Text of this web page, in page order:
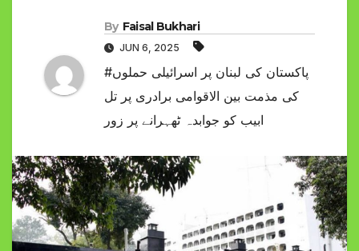
By Faisal Bukhari
JUN 6, 2025
#پاکستان کی لبنان پر اسرائیلی حملوں
کی مذمت بین الاقوامی برادری پر تل
ابیب کو جوابدہ ٹھہرانے پر زور